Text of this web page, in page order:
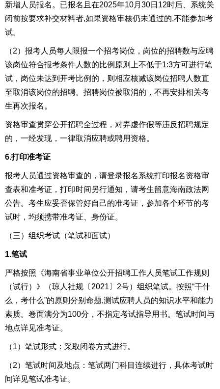
新增人员报名。已报名且在2025年10月 30日12时后 、系统关
闭前按要求补交材料者,如果资格审核仍未通过的,不能参加考
试。
（2） 报考人员每人限报一个招考岗位，岗位的招聘数与应聘
该岗位符合报考条件人数的比例原则上不低于1:3方可进行笔
试，岗位未达到开考比例的， 则相应核减该岗位招聘人数直
至取消该岗位的招聘。招聘岗位被取消的，不再安排相关考
生再次报名。
资格审查贯穿公开招聘全过程，对弄虚作假等违反招聘规定
的，一经发现，一律取消应聘或聘用资格。
6.打印准考证
报考人员通过资格审查的，请登录报名系统打印报名资格审
查表和准考证，打印时间 另行通知， 请考生留意海南政法网
公告。考生应妥否保管好自己的准考证，参加各个环节的考
试时，均须携带准考证、身份证。
（三）组织考试（笔试和面试）
1.笔试
严格按照《海南省事业单位公开招聘工作人员笔试工作规则
（试行）》
（琼人社规〔2021〕2号）组织笔试。按照“干什
么，考什么”的原则分别命题,测试应聘人员的知识水平和能力
素质。 卷面满分为100分，不指定考试指导用书。 笔试时间与
地点详见准考证。
（1）笔试形式：采取闭卷方式进行。
（2）笔试时间及地点： 笔试两门科目连续进行，具体考试时
间详见笔试准考证。